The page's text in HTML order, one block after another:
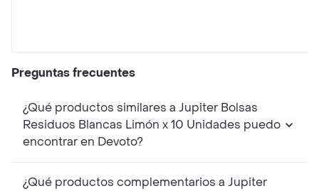
Preguntas frecuentes
¿Qué productos similares a Jupiter Bolsas
Residuos Blancas Limón x 10 Unidades puedo
encontrar en Devoto?
¿Qué productos complementarios a Jupiter